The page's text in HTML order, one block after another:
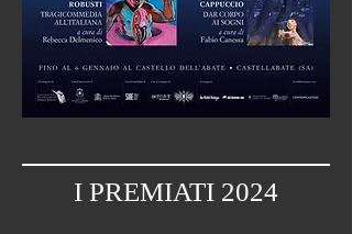
I PREMIATI 2024